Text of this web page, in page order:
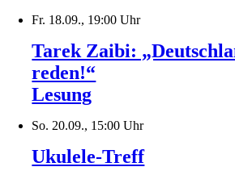
Fr. 18.09., 19:00 Uhr
Tarek Zaibi:
reden!“
Lesung
So. 20.09., 15:00 Uhr
Ukulele-Treff